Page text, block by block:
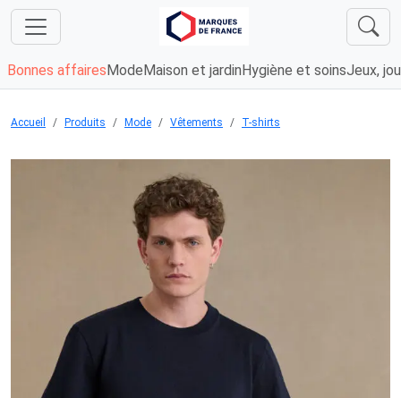
Bonnes affaires Mode Maison et jardin Hygiène et soinsJeux,
Accueil Produits Mode Vêtements T-shirts